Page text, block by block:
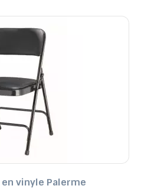
vinyle Palerme